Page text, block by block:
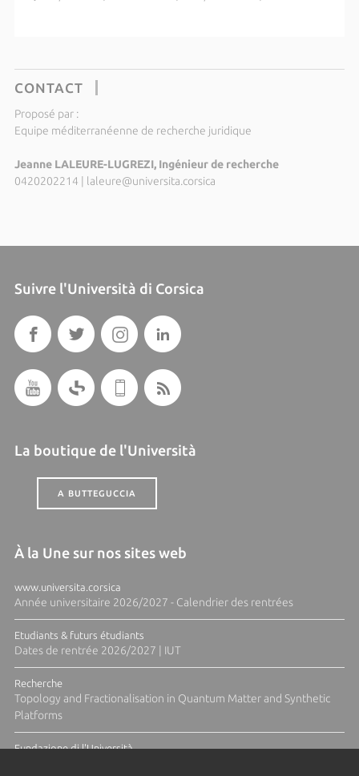
CONTACT
Proposé par :
Equipe méditerranéenne de recherche juridique
Jeanne LALEURE-LUGREZI, Ingénieur de recherche
0420202214 | laleure@universita.corsica
Suivre l'Università di Corsica
La boutique de l'Università
A BUTTEGUCCIA
À la Une sur nos sites web
www.universita.corsica
Année universitaire 2026/2027 - Calendrier des rentrées
Etudiants & futurs étudiants
Dates de rentrée 2026/2027 | IUT
Recherche
Topology and Fractionalisation in Quantum Matter and Synthetic
Platforms
Fundazione di l'Università